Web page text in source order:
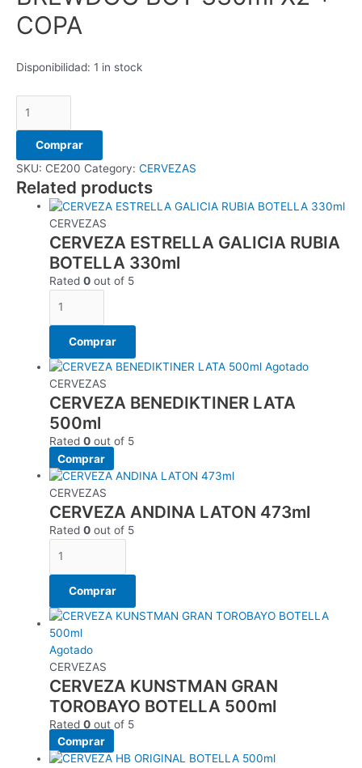
COPA
Disponibilidad: 1 in stock
Comprar
SKU: CE200 Category: CERVEZAS
Related products
CERVEZAS
CERVEZA ESTRELLA GALICIA RUBIA
BOTELLA 330ml
Rated0 out of 5
Comprar
Agotado
CERVEZAS
CERVEZA BENEDIKTINER LATA
500ml
Rated0 out of 5
Comprar
CERVEZAS
CERVEZA ANDINA LATON 473ml
Rated0 out of 5
Comprar
Agotado
CERVEZAS
CERVEZA KUNSTMAN GRAN
TOROBAYO BOTELLA 500ml
Rated0 out of 5
Comprar